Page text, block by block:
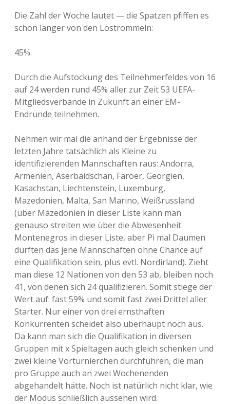
Die Zahl der Woche lautet — die Spatzen pfiffen es
schon länger von den Lostrommeln:
45%.
Durch die Aufstockung des Teilnehmerfeldes von 16
auf 24 werden rund 45% aller zur Zeit 53 UEFA-
Mitgliedsverbände in Zukunft an einer EM-
Endrunde teilnehmen.
Nehmen wir mal die anhand der Ergebnisse der
letzten Jahre tatsächlich als Kleine zu
identifizierenden Mannschaften raus: Andorra,
Armenien, Aserbaidschan, Färöer, Georgien,
Kasachstan, Liechtenstein, Luxemburg,
Mazedonien, Malta, San Marino, Weißrussland
(über Mazedonien in dieser Liste kann man
genauso streiten wie über die Abwesenheit
Montenegros in dieser Liste, aber Pi mal Daumen
dürften das jene Mannschaften ohne Chance auf
eine Qualifikation sein, plus evtl. Nordirland). Zieht
man diese 12 Nationen von den 53 ab, bleiben noch
41, von denen sich 24 qualifizieren. Somit stiege der
Wert auf: fast 59% und somit fast zwei Drittel aller
Starter. Nur einer von drei ernsthaften
Konkurrenten scheidet also überhaupt noch aus.
Da kann man sich die Qualifikation in diversen
Gruppen mit x Spieltagen auch gleich schenken und
zwei kleine Vorturnierchen durchführen, die man
pro Gruppe auch an zwei Wochenenden
abgehandelt hätte. Noch ist natürlich nicht klar, wie
der Modus schließlich aussehen wird.